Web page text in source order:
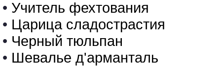
• Учитель фехтования
• Царица сладострастия
• Черный тюльпан
• Шевалье д'арманталь